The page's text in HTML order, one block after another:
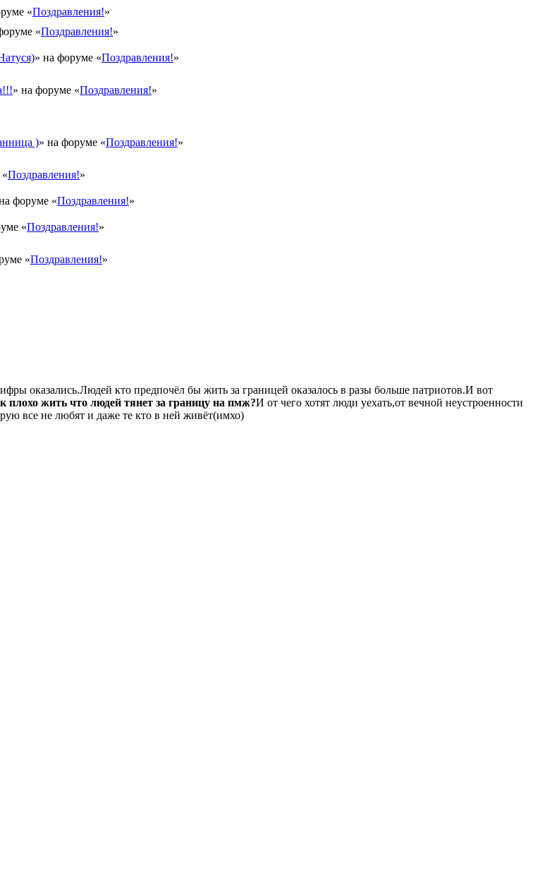
«Поздравления!»
«Поздравления!»
» на форуме «Поздравления!»
» на форуме «Поздравления!»
)» на форуме «Поздравления!»
Поздравления!»
форуме «Поздравления!»
«Поздравления!»
«Поздравления!»
оказались.Людей кто предпочёл бы жить за границей оказалось в разы больше патриотов.И вот
плохо жить что людей тянет за границу на пмж?И от чего хотят люди уехать,от вечной неустроенности
все не любят и даже те кто в ней живёт(имхо)